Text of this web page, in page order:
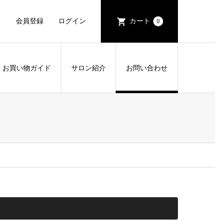
会員登録 ログイン カート 0
お買い物ガイド サロン紹介 お問い合わせ